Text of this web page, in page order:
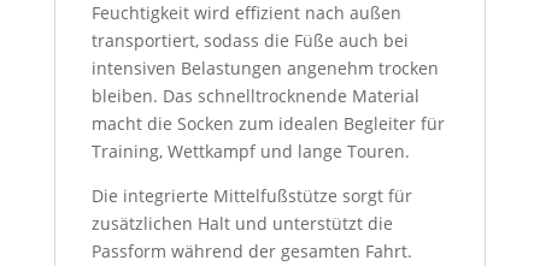
Feuchtigkeit wird effizient nach außen
transportiert, sodass die Füße auch bei
intensiven Belastungen angenehm trocken
bleiben. Das schnelltrocknende Material
macht die Socken zum idealen Begleiter für
Training, Wettkampf und lange Touren.
Die integrierte Mittelfußstütze sorgt für
zusätzlichen Halt und unterstützt die
Passform während der gesamten Fahrt.